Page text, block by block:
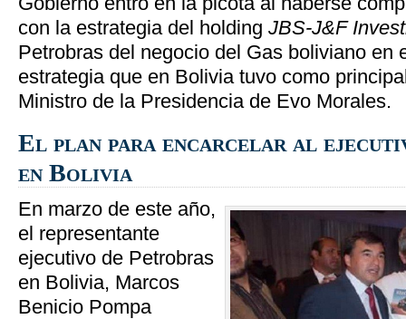
con la estrategia del holding JBS-J&F
Petrobras del negocio del Gas boliviano en
estrategia que en Bolivia tuvo como
Ministro de la Presidencia de Evo Morales.
El plan para encarcelar al
en Bolivia
En marzo de este año,
el representante
ejecutivo de Petrobras
en Bolivia, Marcos
Benicio Pompa